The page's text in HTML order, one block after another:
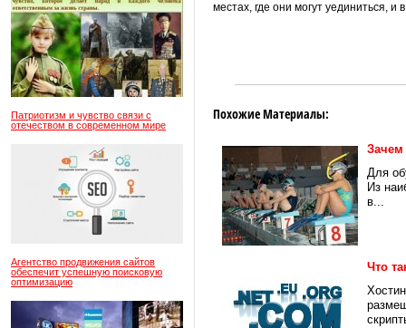
Патриотизм и чувство связи с
отечеством в современном мире
Агентство продвижения сайтов
обеспечит успешную поисковую
оптимизацию
местах, где они могут уединиться, и
Похожие Материалы:
Зачем
Для
Из
в...
Что